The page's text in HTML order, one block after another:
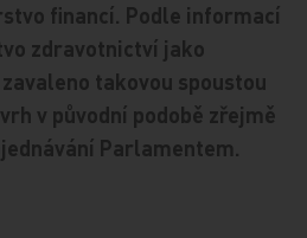
financí. Podle informací
zdravotnictví jako
takovou spoustou
v původní podobě zřejmě
Parlamentem.